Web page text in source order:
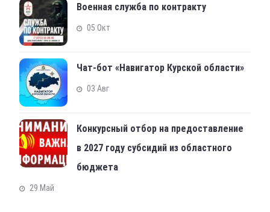
Военная служба по контракту
05 Окт
Чат-бот «Навигатор Курской области»
03 Авг
Конкурсный отбор на предоставление
в 2027 году субсидий из областного
бюджета
29 Май